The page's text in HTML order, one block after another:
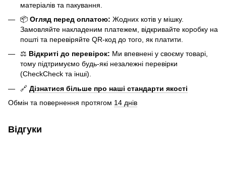
матеріалів та пакування.
📦 Огляд перед оплатою: Жодних котів у мішку.
Замовляйте накладеним платежем, відкривайте коробку на
пошті та перевіряйте QR-код до того, як платити.
⚖️ Відкриті до перевірок: Ми впевнені у своєму товарі,
тому підтримуємо будь-які незалежні перевірки
(CheckCheck та інші).
🔗 Дізнатися більше про наші стандарти якості
Обмін та повернення протягом 14 днів
Відгуки